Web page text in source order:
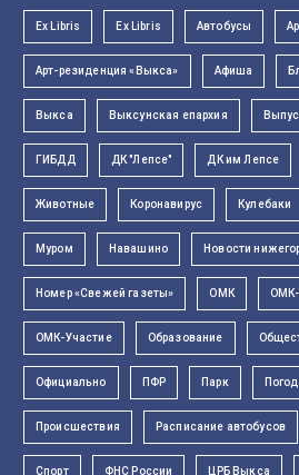
Ex Libris Ex Libris Автобусы
Арт-резиденция «Выкса» Афиша
Выкса Выксунская епархия
ГИБДД ДК "Лепсе" ДК им Лепсе
Животные Коронавирус Кулебаки
Муром Навашино Новости
Номер «Свежей газеты» ОМК ОМК-
ОМК-Участие Образование
Официально ПФР Парк
Происшествия Расписание автобусов
Спорт ФНС России ЦРБ Выкса